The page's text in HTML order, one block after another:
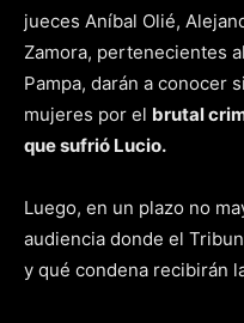
jueces Aníbal Olié,
Zamora, pertenecientes
Pampa, darán a conocer
mujeres por el brutal
que sufrió Lucio.
Luego, en un plazo no
audiencia donde el
y qué condena recibirán